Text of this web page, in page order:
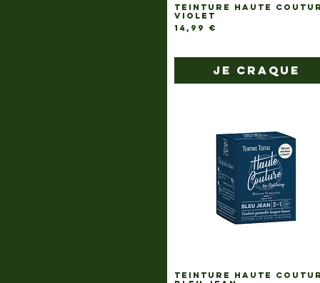
TEINTURE HAUTE
VIOLET
Prix
14,99 €
je craque
TEINTURE HAUTE